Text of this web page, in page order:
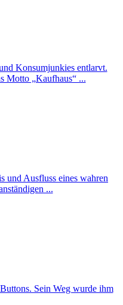
Konsumjunkies entlarvt.
Motto „Kaufhaus“ ...
und Ausfluss eines wahren
...
Sein Weg wurde ihm